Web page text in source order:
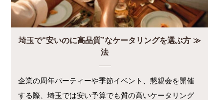
埼玉で“安いのに高品質”なケータリングを選ぶ方
法
企業の周年パーティーや季節イベント、懇親会を開催
する際、埼玉では安い予算でも質の高いケータリング